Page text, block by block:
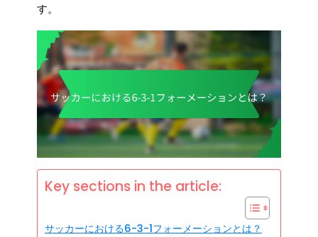
す。
Key sections in the article:
サッカーにおける6-3-1フォーメーションとは？